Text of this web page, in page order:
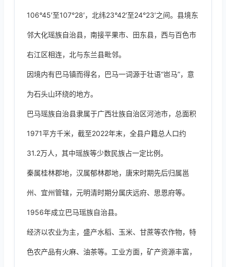
106°45′至107°28′，北纬23°42′至24°23′之间。县境东
邻大化瑶族自治县，南接平果市、田东县，西与百色市
右江区相连，北与东兰县毗邻。
因境内有巴马镇而得名，巴马一词源于壮语“岜马”，意
为石头山环绕的地方。
巴马瑶族自治县隶属于广西壮族自治区河池市，总面积
1971平方千米，截至2022年末，全县户籍总人口约
31.2万人，其中瑶族等少数民族占一定比例。
秦属桂林郡地，汉属郁林郡地，唐宋时期先后归属邕
州、宜州管辖，元明清时期分属庆远府、思恩府等。
1956年成立巴马瑶族自治县。
经济以农业为主，盛产水稻、玉米、甘蔗等农作物，特
色农产品有火麻、油茶等。工业方面，矿产资源丰富，